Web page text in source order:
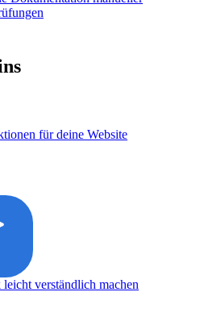
für deine Website
verständlich machen